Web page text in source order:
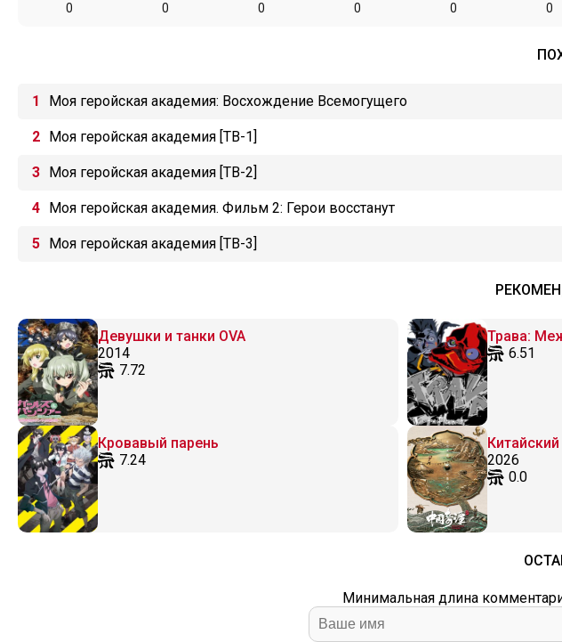
0 0 0 0 0 0
Моя геройская академия: Восхождение Всемогущего
Моя геройская академия [ТВ-1]
Моя геройская академия [ТВ-2]
Моя геройская академия. Фильм 2: Герои восстанут
Моя геройская академия [ТВ-3]
Девушки и танки OVA
2014
7.72
Трава:
6.51
Кровавый парень
7.24
2026
0.0
Минимальная длина